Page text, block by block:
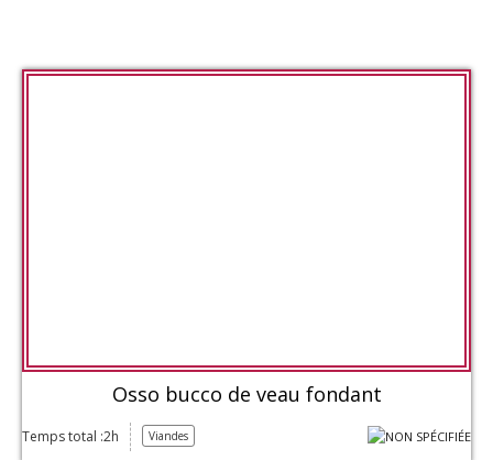
Osso bucco de veau fondant
Temps total :2h Viandes